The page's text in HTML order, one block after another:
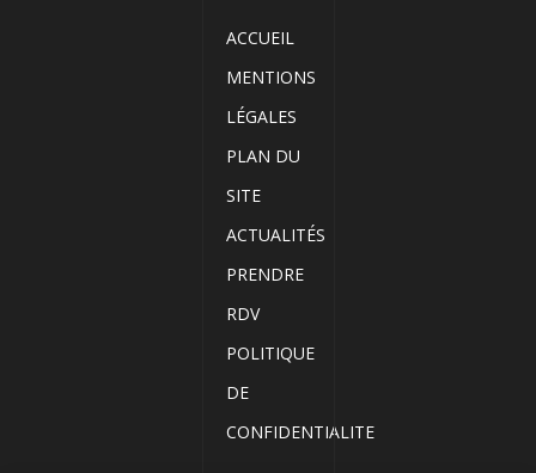
ACCUEIL
MENTIONS
LÉGALES
PLAN DU
SITE
ACTUALITÉS
PRENDRE
RDV
POLITIQUE
DE
CONFIDENTIALITE